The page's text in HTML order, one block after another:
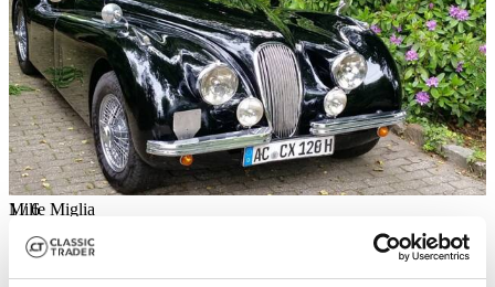
1/6
Mille Miglia
1952 | Jaguar XK 120 OTS